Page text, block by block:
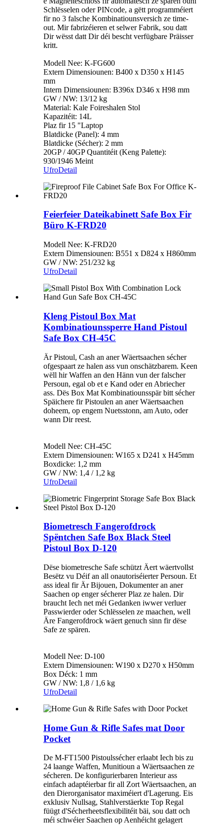
Schlësselen oder PINcode, a gëtt programméiert
fir no 3 falsche Kombinatiounsversich ze time-
out. Mir fabrizéieren et selwer Fabrik, sou datt
Dir wësst datt Dir déi bescht verfügbare Präisser
kritt.
Modell Nee: K-FG600
Extern Dimensiounen: B400 x D350 x H145
mm
Intern Dimensiounen: B396x D346 x H98 mm
GW / NW: 13/12 kg
Material: Kale Foireshalen Stol
Kapazitéit: 14L
Plaz fir 15 "Laptop
Blatdicke (Panel): 4 mm
Blatdicke (Sécher): 2 mm
20GP / 40GP Quantitéit (Keng Palette):
930/1946 Meint
UfroDetail
Feierfeier Dateikabinett Safe Box Fir
Büro K-FRD20
Modell Nee: K-FRD20
Extern Dimensiounen: B551 x D824 x H860mm
GW / NW: 251/232 kg
UfroDetail
Kleng Pistoul Box Mat
Kombinatiounssperre Hand Pistoul
Safe Box CH-45C
Är Pistoul, Cash an aner Wäertsaachen sécher
ofgespaart ze halen ass vun onschätzbarem. Keen
wëll hir Waffen an den Hänn vun der falscher
Persoun, egal ob et e Kand oder en Abriecher
ass. Dës Box Mat Kombinatiounsspär bitt sécher
Späichere fir Pistoulen an aner Wäertsaachen
doheem, op engem Nuetsstonn, am Auto, oder
wann Dir reest.
Modell Nee: CH-45C
Extern Dimensiounen: W165 x D241 x H45mm
Boxdicke: 1,2 mm
GW / NW: 1,4 / 1,2 kg
UfroDetail
Biometresch Fangerofdrock
Spëntchen Safe Box Black Steel
Pistoul Box D-120
Dëse biometresche Safe schützt Äert wäertvollst
Besëtz vu Déif an all onautoriséierter Persoun. Et
ass ideal fir Är Bijouen, Dokumenter an aner
Saachen op enger sécherer Plaz ze halen. Dir
braucht Iech net méi Gedanken iwwer verluer
Passwierder oder Schlësselen ze maachen, well
Äre Fangerofdrock wäert genuch sinn fir dëse
Safe ze spären.
Modell Nee: D-100
Extern Dimensiounen: W190 x D270 x H50mm
Box Déck: 1 mm
GW / NW: 1,8 / 1,6 kg
UfroDetail
Home Gun & Rifle Safes mat Door
Pocket
De M-FT1500 Pistoulssécher erlaabt Iech bis zu
24 laange Waffen, Munitioun a Wäertsaachen ze
sécheren. De konfigurierbaren Interieur ass
einfach adaptéierbar fir all Zort Wäertsaachen, an
den Dierorganisator maximéiert d'Lagerung. Eis
exklusiv Nullsag, Stahlverstäerkte Top Regal
füügt d'Sécherheetsflexibilitéit bäi, sou datt och
méi schwéier Saachen op Aenhéicht gelagert